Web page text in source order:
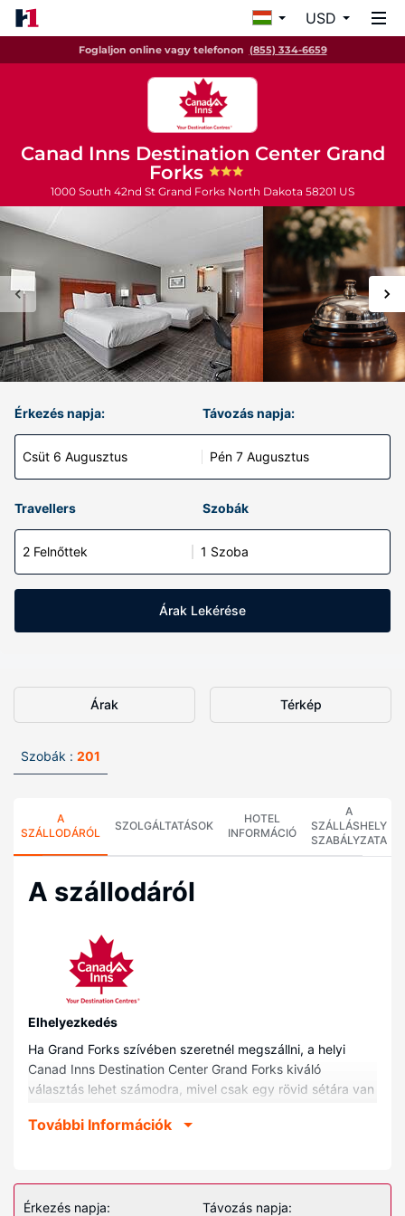
USD
Foglaljon online vagy telefonon (855) 334-6659
Canad Inns Destination Center Grand
Forks
1000 South 42nd St Grand Forks North Dakota 58201 US
Érkezés napja:
Csüt 6 Augusztus
Távozás napja:
Pén 7 Augusztus
Travellers Szobák
2 Felnőttek 1 Szoba
Árak Lekérése
Árak Térkép
Szobák : 201
A
SZÁLLODÁRÓL
SZOLGÁLTATÁSOK
HOTEL
INFORMÁCIÓ
A
SZÁLLÁSHELY
SZABÁLYZATA
A szállodáról
Elhelyezkedés
Ha Grand Forks szívében szeretnél megszállni, a helyi
Canad Inns Destination Center Grand Forks kiváló
választás lehet számodra, mivel csak egy rövid sétára van
Seas és Alltel Center Stadion és Kongresszusi Központ. Ez
További Információk
Érkezés napja: Távozás napja: